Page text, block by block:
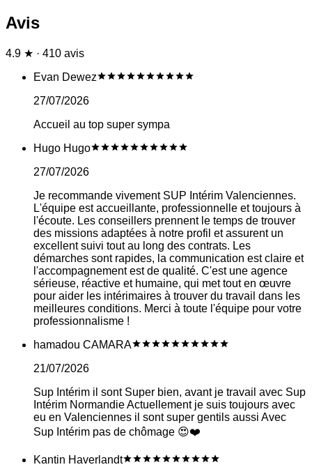
Avis
4.9 ★ · 410 avis
Evan Dewez
27/07/2026
Accueil au top super sympa
Hugo Hugo
27/07/2026
Je recommande vivement SUP Intérim Valenciennes.
L'équipe est accueillante, professionnelle et toujours à
l'écoute. Les conseillers prennent le temps de trouver
des missions adaptées à notre profil et assurent un
excellent suivi tout au long des contrats. Les
démarches sont rapides, la communication est claire et
l'accompagnement est de qualité. C'est une agence
sérieuse, réactive et humaine, qui met tout en œuvre
pour aider les intérimaires à trouver du travail dans les
meilleures conditions. Merci à toute l'équipe pour votre
professionnalisme !
hamadou CAMARA
21/07/2026
Sup Intérim il sont Super bien, avant je travail avec Sup
Intérim Normandie Actuellement je suis toujours avec
eu en Valenciennes il sont super gentils aussi Avec
Sup Intérim pas de chômage 😍❤️
Kantin Haverlandt